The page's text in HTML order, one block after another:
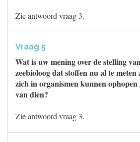
Zie antwoord vraag 3.
Vraag 5
Wat is uw mening over de stelling
zeebioloog dat stoffen nu al te
zich in organismen kunnen ophopen
van dien?
Zie antwoord vraag 3.